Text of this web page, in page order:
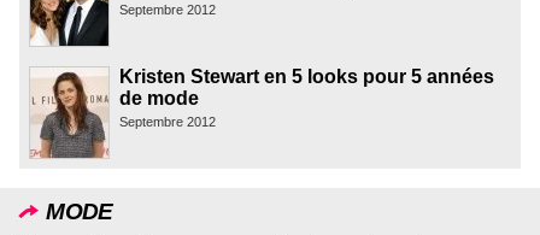
Septembre 2012
Kristen Stewart en 5 looks pour 5 années
de mode
Septembre 2012
MODE